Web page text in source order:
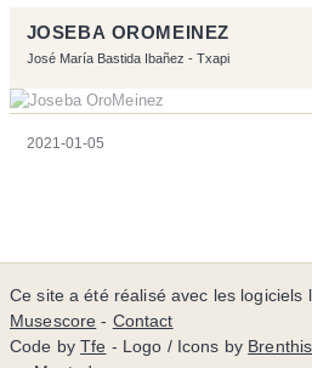
JOSEBA OROMEINEZ
José María Bastida Ibañez - Txapi
2021-01-05
Ce site a été réalisé avec les logiciels
Musescore - Contact
Code byTfe - Logo / Icons by